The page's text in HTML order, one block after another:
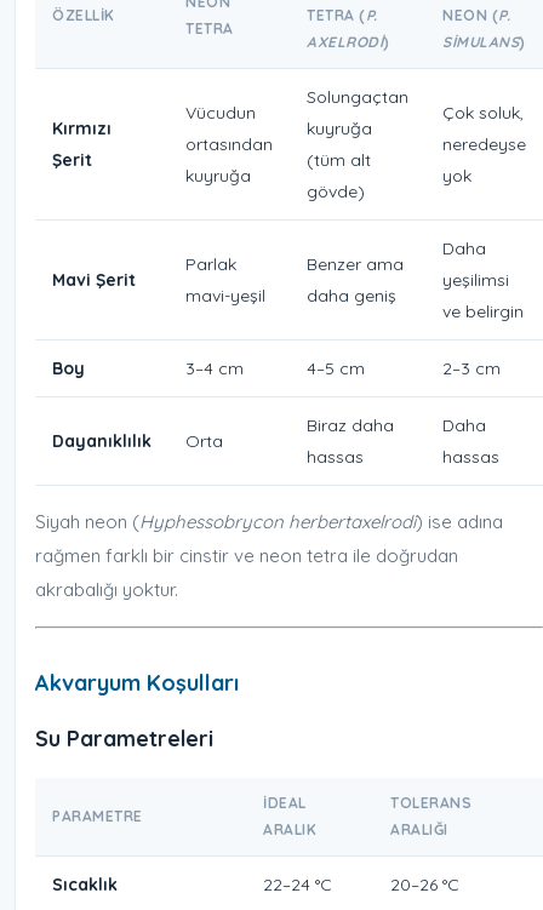
ÖZELLIK
TETRA
TETRA (P.
AXELRODI)
NEON (P.
SIMULANS)
Kırmızı
Şerit
Vücudun
ortasından
kuyruğa
Solungaçtan
kuyruğa
(tüm alt
gövde)
Çok soluk,
neredeyse
yok
Mavi Şerit
Parlak
mavi-yeşil
Benzer ama
daha geniş
Daha
yeşilimsi
ve belirgin
Boy 3–4 cm 4–5 cm 2–3 cm
Dayanıklılık Orta
Biraz daha
hassas
Daha
hassas
Siyah neon (Hyphessobrycon herbertaxelrodi) ise adına
rağmen farklı bir cinstir ve neon tetra ile doğrudan
akrabalığı yoktur.
Akvaryum Koşulları
Su Parametreleri
PARAMETRE
İDEAL
ARALIK
TOLERANS
ARALIĞI
Sıcaklık 22–24 °C 20–26 °C